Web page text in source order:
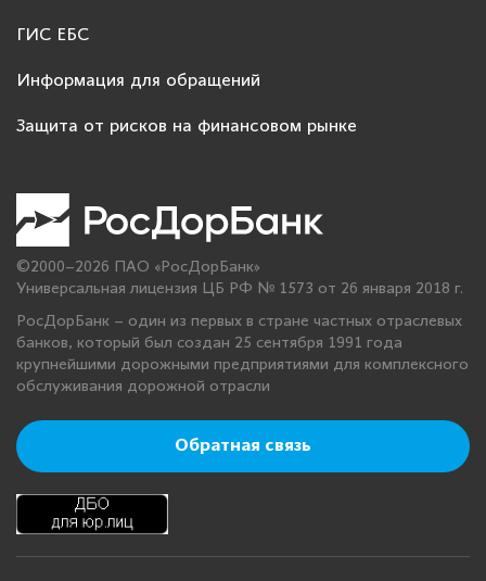
ГИС ЕБС
Информация для обращений
Защита от рисков на финансовом рынке
©2000–2026 ПАО «РосДорБанк»
Универсальная лицензия ЦБ РФ № 1573 от 26 января 2018 г.
РосДорБанк – один из первых в стране частных отраслевых
банков, который был создан 25 сентября 1991 года
крупнейшими дорожными предприятиями для комплексного
обслуживания дорожной отрасли
Обратная связь